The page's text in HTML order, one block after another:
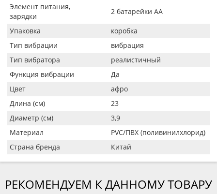
Элемент питания,
зарядки
2 батарейки АА
Упаковка
коробка
Тип вибрации
вибрация
Тип вибратора
реалистичный
Функция вибрации
Да
Цвет
афро
Длина (см)
23
Диаметр (см)
3,9
Материал
PVC/ПВХ (поливинилхлорид)
Страна бренда
Китай
РЕКОМЕНДУЕМ К ДАННОМУ ТОВАРУ